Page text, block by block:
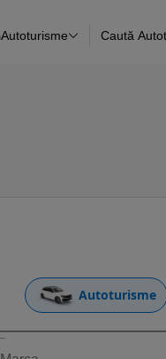
Autoturisme
Autoturisme Caută
Autoturisme